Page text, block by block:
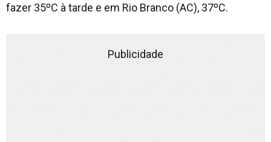
fazer 35ºC à tarde e em Rio Branco (AC), 37ºC.
Publicidade